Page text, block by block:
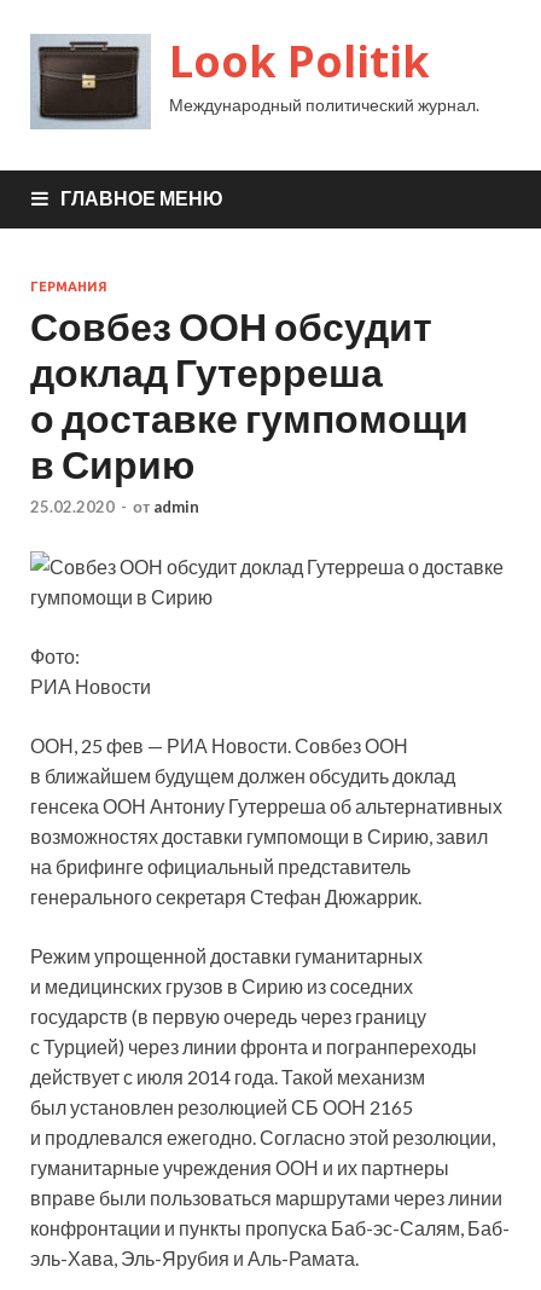
Look Politik
Международный политический журнал.
ГЛАВНОЕ МЕНЮ
ГЕРМАНИЯ
Совбез ООН обсудит
доклад Гутерреша
о доставке гумпомощи
в Сирию
25.02.2020 - от admin
Фото:
РИА Новости
ООН, 25 фев — РИА Новости. Совбез ООН
в ближайшем будущем должен обсудить доклад
генсека ООН Антониу Гутерреша об альтернативных
возможностях доставки гумпомощи в Сирию, завил
на брифинге официальный представитель
генерального секретаря Стефан Дюжаррик.
Режим упрощенной доставки гуманитарных
и медицинских грузов в Сирию из соседних
государств (в первую очередь через границу
с Турцией) через линии фронта и погранпереходы
действует с июля 2014 года. Такой механизм
был установлен резолюцией СБ ООН 2165
и продлевался ежегодно. Согласно этой резолюции,
гуманитарные учреждения ООН и их партнеры
вправе были пользоваться маршрутами через линии
конфронтации и пункты пропуска Баб-эс-Салям, Баб-
эль-Хава, Эль-Ярубия и Аль-Рамата.